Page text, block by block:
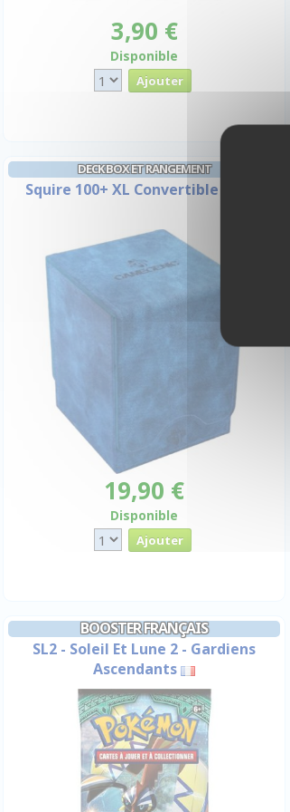
3,90 €
Disponible
DECK BOX ET RANGEMENT
Squire 100+ XL Convertible - Bleu
19,90 €
Disponible
BOOSTER FRANÇAIS
SL2 - Soleil Et Lune 2 - Gardiens
Ascendants